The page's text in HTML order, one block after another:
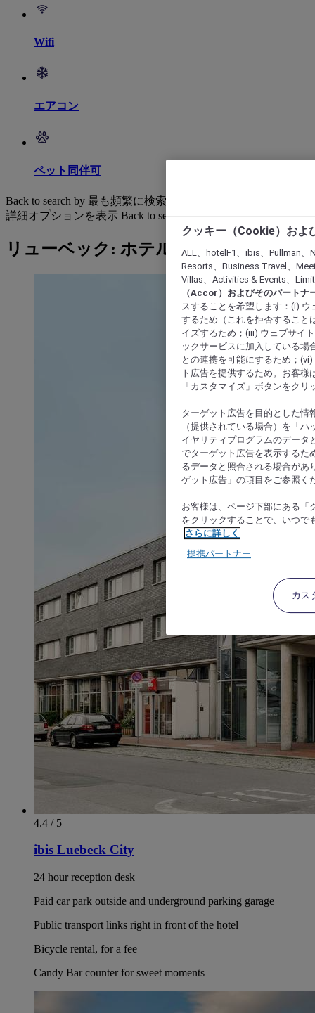
Wifi
エアコン
ペット同伴可
Back to search by 最も頻繁に検索されています
詳細オプションを表示 Back to search by categories
リューベック: ホテルを検索する
4.4 / 5
ibis Luebeck City
24 hour reception desk
Paid car park outside and underground parking garage
Public transport links right in front of the hotel
Bicycle rental, for a fee
Candy Bar counter for sweet moments
クッキー（Cookie）およ
ALL、hotelF1、ibis、Pullman
Resorts、Business Travel、
Villas、Activities & Events、
（Accor）およびそのパートナ
スすることを希望します：(i)
するため（これを拒否すること
イズするため；(iii) ウェブサイ
ックサービスに加入している場
との連携を可能にするため；
ト広告を提供するため。お客
「カスタマイズ」ボタンをク
ターゲット広告を目的とした情
（提供されている場合）を「
イヤリティプログラムのデータ
でターゲット広告を表示するた
るデータと照合される場合があ
ゲット広告」の項目をご参照く
お客様は、ページ下部にある「
をクリックすることで、いつで
さらに詳しく
提携パートナー
カス